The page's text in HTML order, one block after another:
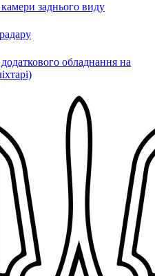
заднього виду
обладнання на